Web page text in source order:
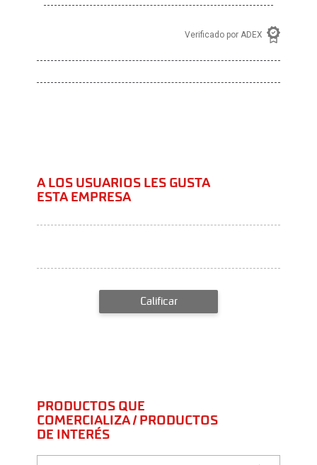
Verificado por ADEX
A LOS USUARIOS LES GUSTA
ESTA EMPRESA
Calificar
PRODUCTOS QUE
COMERCIALIZA / PRODUCTOS
DE INTERÉS